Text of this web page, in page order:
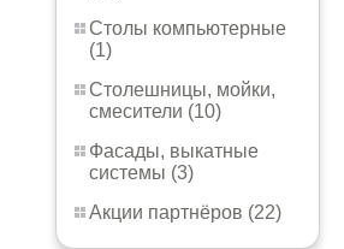
Столы компьютерные
(1)
Столешницы, мойки,
смесители (10)
Фасады, выкатные
системы (3)
Акции партнёров (22)